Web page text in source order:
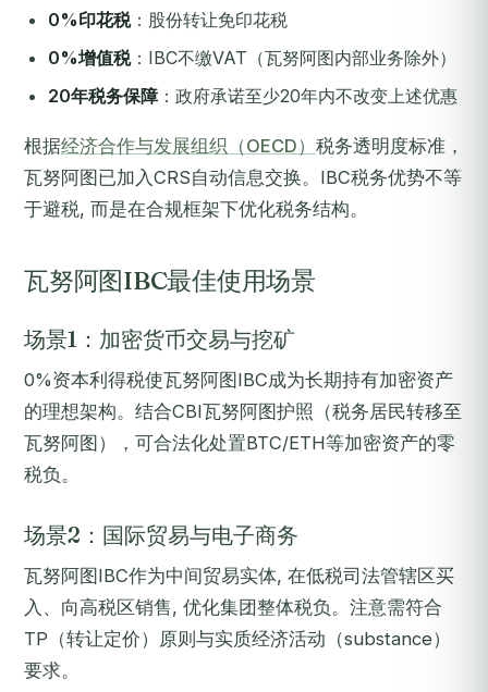
0%印花税：股份转让免印花税
0%增值税：IBC不缴VAT（瓦努阿图内部业务除外）
20年税务保障：政府承诺至少20年内不改变上述优惠
根据经济合作与发展组织（OECD） 税务透明度标准，
瓦努阿图已加入CRS自动信息交换。IBC税务优势不等
于避税, 而是在合规框架下优化税务结构。
瓦努阿图IBC最佳使用场景
场景1：加密货币交易与挖矿
0%资本利得税使瓦努阿图IBC成为长期持有加密资产
的理想架构。结合CBI瓦努阿图护照（税务居民转移至
瓦努阿图），可合法化处置BTC/ETH等加密资产的零
税负。
场景2：国际贸易与电子商务
瓦努阿图IBC作为中间贸易实体, 在低税司法管辖区买
入、向高税区销售, 优化集团整体税负。注意需符合
TP（转让定价）原则与实质经济活动（substance）
要求。